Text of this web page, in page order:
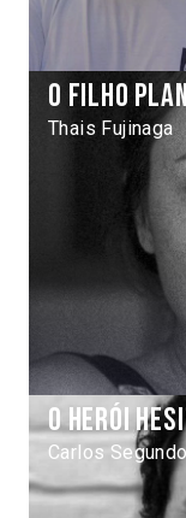
O Filho
Thais Fujinaga
O herói
Carlos Segundo